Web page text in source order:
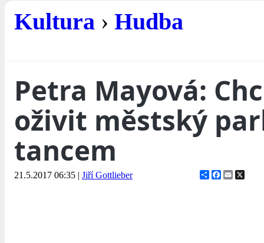
Kultura › Hudba
Petra Mayová:
oživit městský
tancem
21.5.2017 06:35 | Jiří Gottlieber ShareFacebook
Email